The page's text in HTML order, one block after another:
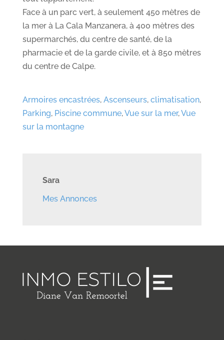
Face à un parc vert, à seulement 450 mètres de
la mer à La Cala Manzanera, à 400 mètres des
supermarchés, du centre de santé, de la
pharmacie et de la garde civile, et à 850 mètres
du centre de Calpe.
Armoires encastrées, Ascenseurs, climatisation,
Parking, Piscine commune,Vue sur la mer,Vue
sur la montagne
Sara
Mes Annonces